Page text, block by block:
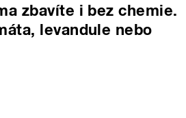
zbavíte i bez chemie.
levandule nebo